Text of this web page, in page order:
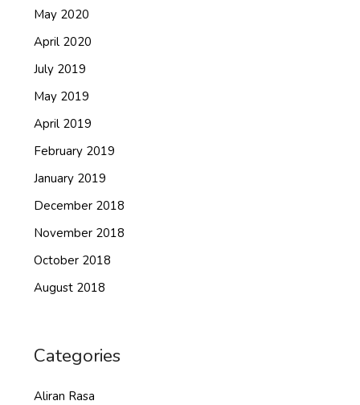
May 2020
April 2020
July 2019
May 2019
April 2019
February 2019
January 2019
December 2018
November 2018
October 2018
August 2018
Categories
Aliran Rasa